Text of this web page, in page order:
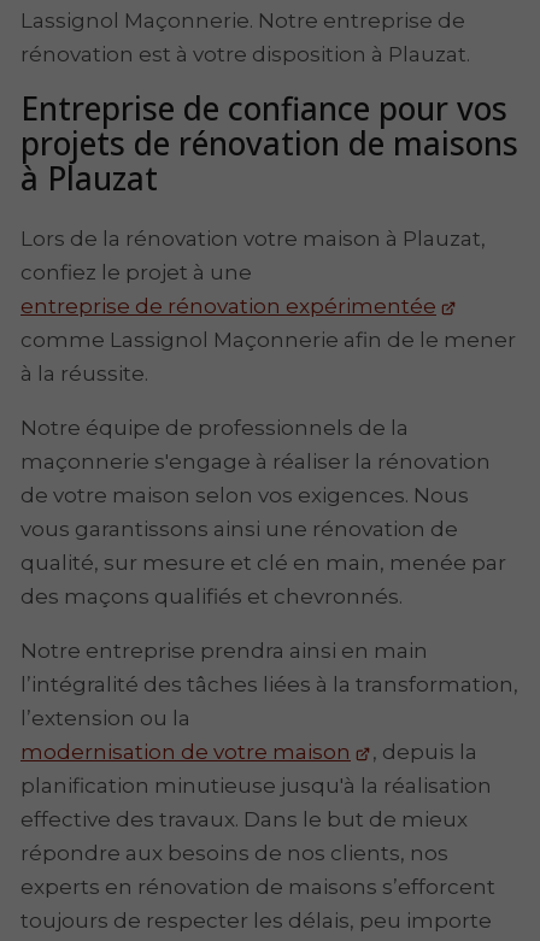
Lassignol Maçonnerie. Notre entreprise de
rénovation est à votre disposition à Plauzat.
Entreprise de confiance pour vos
projets de rénovation de maisons
à Plauzat
Lors de la rénovation votre maison à Plauzat,
confiez le projet à une
entreprise de rénovation expérimentée
comme Lassignol Maçonnerie afin de le mener
à la réussite.
Notre équipe de professionnels de la
maçonnerie s'engage à réaliser la rénovation
de votre maison selon vos exigences. Nous
vous garantissons ainsi une rénovation de
qualité, sur mesure et clé en main, menée par
des maçons qualifiés et chevronnés.
Notre entreprise prendra ainsi en main
l’intégralité des tâches liées à la transformation,
l’extension ou la
modernisation de votre maison
, depuis la
planification minutieuse jusqu'à la réalisation
effective des travaux. Dans le but de mieux
répondre aux besoins de nos clients, nos
experts en rénovation de maisons s’efforcent
toujours de respecter les délais, peu importe